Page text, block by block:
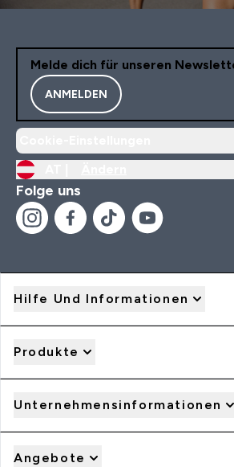
Melde dich für unseren
ANMELDEN
Folge uns
Hilfe Und Informationen
Produkte
Unternehmensinformationen
Angebote